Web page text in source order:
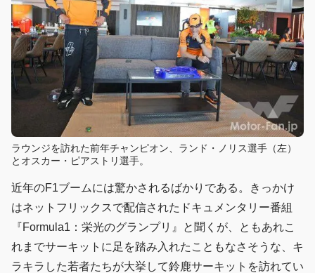
ラウンジを訪れた前年チャンピオン、ランド・ノリス選手（左）
とオスカー・ピアストリ選手。
近年のF1ブームには驚かされるばかりである。きっかけ
はネットフリックスで配信されたドキュメンタリー番組
『Formula1：栄光のグランプリ』と聞くが、ともあれこ
れまでサーキットに足を踏み入れたこともなさそうな、キ
ラキラした若者たちが大挙して鈴鹿サーキットを訪れてい